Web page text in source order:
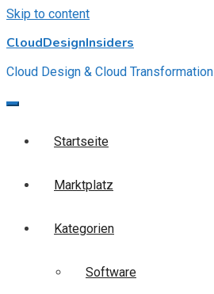
Skip to content
CloudDesignInsiders
Cloud Design & Cloud Transformation
Startseite
Marktplatz
Kategorien
Software